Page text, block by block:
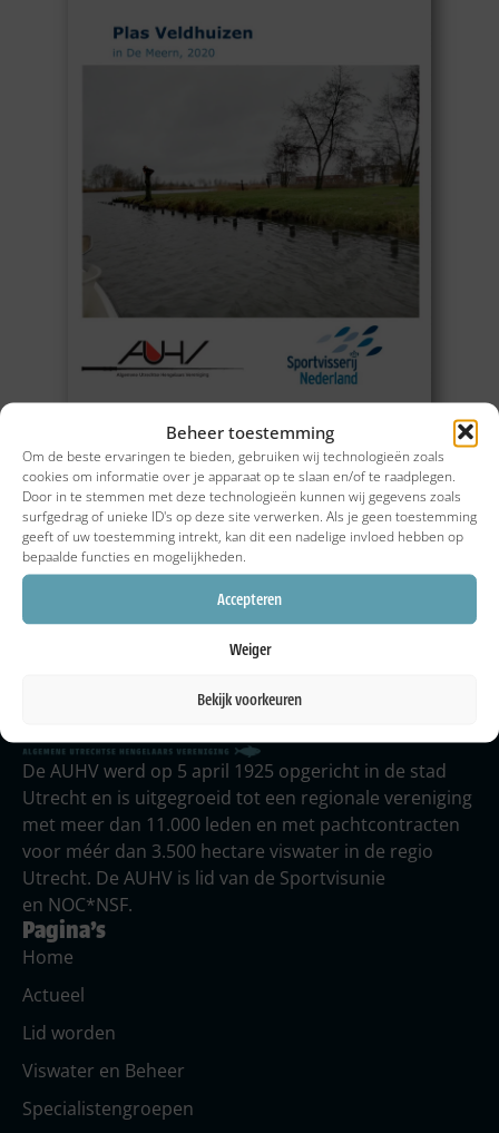
Beheer toestemming
Om de beste ervaringen te bieden, gebruiken wij technologieën zoals
cookies om informatie over je apparaat op te slaan en/of te raadplegen.
Door in te stemmen met deze technologieën kunnen wij gegevens zoals
surfgedrag of unieke ID's op deze site verwerken. Als je geen toestemming
geeft of uw toestemming intrekt, kan dit een nadelige invloed hebben op
bepaalde functies en mogelijkheden.
Accepteren
Weiger
Bekijk voorkeuren
Vergunningen
De AUHV werd op 5 april 1925 opgericht in de stad
Utrecht en is uitgegroeid tot een regionale vereniging
met meer dan 11.000 leden en met pachtcontracten
voor méér dan 3.500 hectare viswater in de regio
Utrecht. De AUHV is lid van de Sportvisunie
en NOC*NSF.
Pagina's
Home
Actueel
Lid worden
Viswater en Beheer
Specialistengroepen